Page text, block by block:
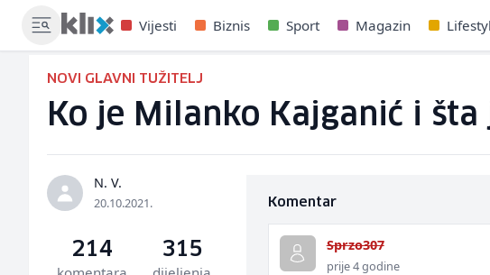
Vijesti Biznis Sport Magazin
NOVI GLAVNI TUŽITELJ
Ko je Milanko Kajganić i
N. V.
20.10.2021.
214 315
Komentar
Sprzo307
prije 4 godine